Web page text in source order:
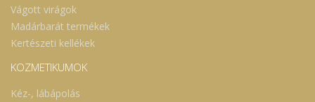
Vágott virágok
Madárbarát termékek
Kertészeti kellékek
KOZMETIKUMOK
Kéz-, lábápolás